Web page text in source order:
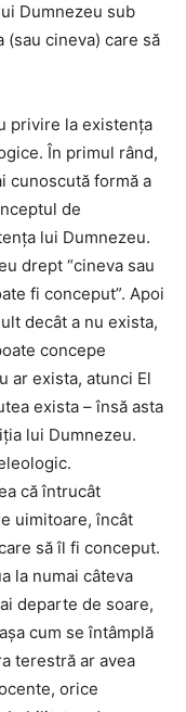
Dumnezeu sub
cineva) care să
privire la existenţa
În primul rând,
cunoscută formă a
de
lui Dumnezeu.
drept “cineva sau
fi conceput”. Apoi
decât a nu exista,
concepe
ar exista, atunci El
exista – însă asta
lui Dumnezeu.
că întrucât
uimitoare, încât
să îl fi conceput.
la numai câteva
departe de soare,
cum se întâmplă
terestră ar avea
orice